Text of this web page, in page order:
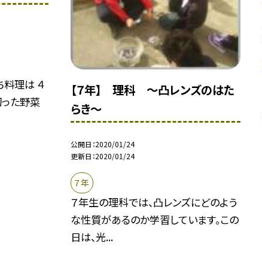
料理は ４
った野菜
【７年】 理科 〜凸レンズのはた
らき〜
公開日 2020/01/24
更新日 2020/01/24
７年
７年生の理科では、凸レンズにどのよう
な性質があるのか学習しています。この
日は、光...